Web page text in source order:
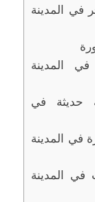
في المدينة
المدينة
حديثة في
في المدينة
في المدينة